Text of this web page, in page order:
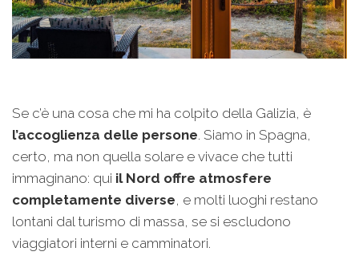
Se c’è una cosa che mi ha colpito della Galizia, è
l’accoglienza delle persone. Siamo in Spagna,
certo, ma non quella solare e vivace che tutti
immaginano: qui il Nord offre atmosfere
completamente diverse, e molti luoghi restano
lontani dal turismo di massa, se si escludono
viaggiatori interni e camminatori.